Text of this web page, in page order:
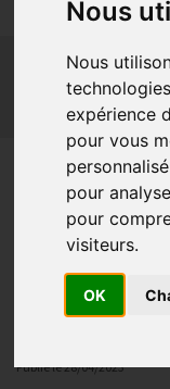
Nous
Nous
expérience
pour vous
pour
pour
visiteurs.
OK
Actualités
Les
Les obligations
Les obligations
2023
Publié le28/04/2023